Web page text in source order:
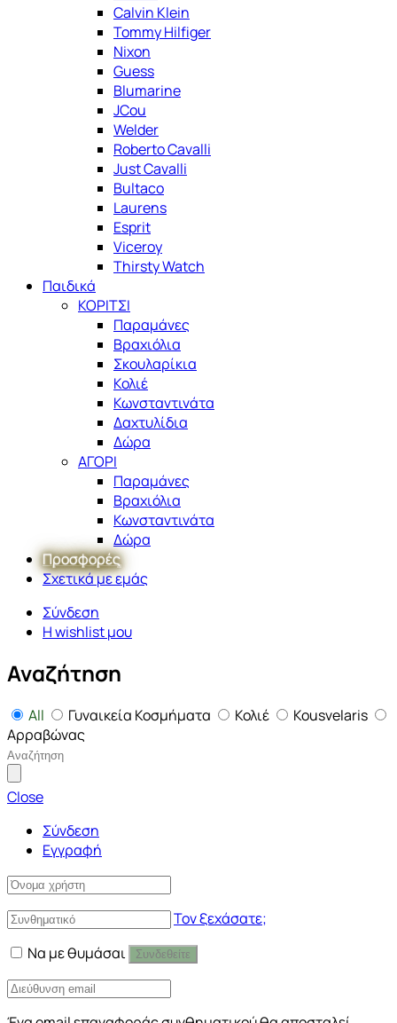
Calvin Klein
Tommy Hilfiger
Nixon
Guess
Blumarine
JCou
Welder
Roberto Cavalli
Just Cavalli
Bultaco
Laurens
Esprit
Viceroy
Thirsty Watch
Παιδικά
ΚΟΡΙΤΣΙ
Παραμάνες
Βραχιόλια
Σκουλαρίκια
Κολιέ
Κωνσταντινάτα
Δαχτυλίδια
Δώρα
ΑΓΟΡΙ
Παραμάνες
Βραχιόλια
Κωνσταντινάτα
Δώρα
Προσφορές
Σχετικά με εμάς
Σύνδεση
Η wishlist μου
Αναζήτηση
All Γυναικεία Κοσμήματα Κολιέ
Kousvelaris
Αρραβώνας
Close
Σύνδεση
Εγγραφή
Τον ξεχάσατε;
Να με θυμάσαι
Συνδεθείτε